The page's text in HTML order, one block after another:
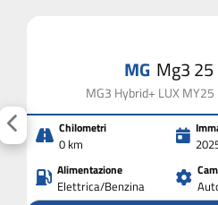
MG Mg3 25
MG3 Hybrid+ LUX MY25
Chilometri
0 km
Alimentazione
Elettrica/Benzina